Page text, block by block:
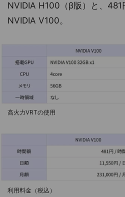
NVIDIA H100（β版）と、481
NVIDIA V100。
高火力VRTの使用
利用料金（税込）